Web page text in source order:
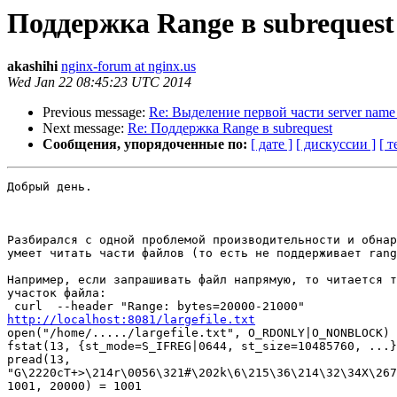
Поддержка Range в subrequest
akashihi nginx-forum at nginx.us
Wed Jan 22 08:45:23 UTC 2014
Previous message: Re: Выделение первой части server
Next message: Re: Поддержка Range в subrequest
Сообщения, упорядоченные по: [ дате ] [ дискуссии ] [
Добрый день.
Разбирался с одной проблемой производительности и
умеет читать части файлов (то есть не поддерживает
Например, если запрашивать файл напрямую, то читается
участок файла:
http://localhost:8081/largefile.txt
open("/home/...../largefile.txt", O_RDONLY|O_NONBLOCK)
fstat(13, {st_mode=S_IFREG|0644, st_size=10485760,
pread(13,
1001, 20000) = 1001